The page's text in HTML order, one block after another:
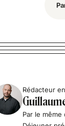
Rédacteur
Par le